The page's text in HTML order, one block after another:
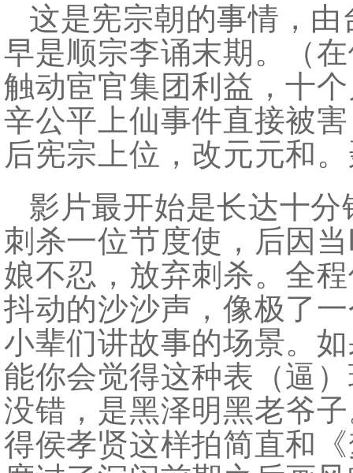
这是宪宗朝的事情，
早是顺宗李诵末期。（
触动宦官集团利益，十
辛公平上仙事件直接被
后宪宗上位，改元元和
影片最开始是长达十
刺杀一位节度使，后因
娘不忍，放弃刺杀。全
抖动的沙沙声，像极了
小辈们讲故事的场景。
能你会觉得这种表（逼
没错，是黑泽明黑老爷
得侯孝贤这样拍简直和